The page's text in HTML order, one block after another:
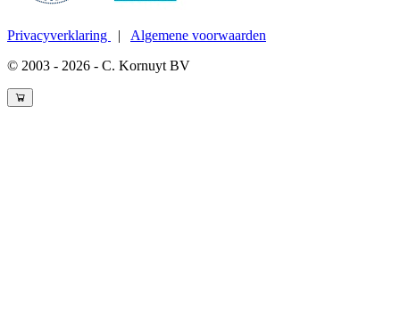
Privacyverklaring | Algemene voorwaarden
© 2003 - 2026 - C. Kornuyt BV